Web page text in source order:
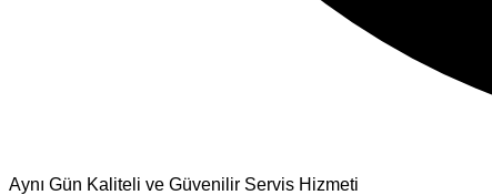
Aynı Gün Kaliteli ve Güvenilir Servis Hizmeti